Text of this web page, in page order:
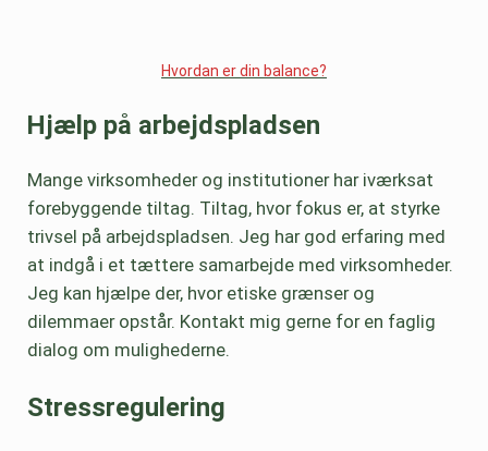
Hvordan er din balance?
Hjælp på arbejdspladsen
Mange virksomheder og institutioner har iværksat
forebyggende tiltag. Tiltag, hvor fokus er, at styrke
trivsel på arbejdspladsen. Jeg har god erfaring med
at indgå i et tættere samarbejde med virksomheder.
Jeg kan hjælpe der, hvor etiske grænser og
dilemmaer opstår. Kontakt mig gerne for en faglig
dialog om mulighederne.
Stressregulering